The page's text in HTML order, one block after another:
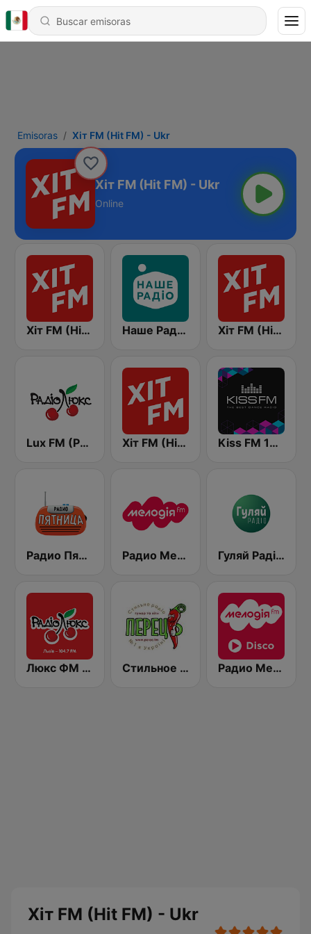
Emisoras Хіт FM (Hit FM) - Ukr
Хіт FM (Hit FM) - Ukr
Online
Хіт FM (Hit FM) Наше Радио (Nashe Radio) 107.9 Хіт FM (Hit FM) - Top
Lux FM (Pадіо Люкс) Хіт FM (Hit FM) - Best Kiss FM 106.5 (Кисc ФМ)
Радио Пятница (Pyatnica) Радио Мелодия (Radio Melodia) Гуляй Радіо (Guliay Radio)
Люкс ФМ (Lux FM) Львів Стильное Радио - Перец ФМ (Stilnoe, perec fm) Радио Мелодия (Radio Melodia Disco)
Хіт FM (Hit FM) - Ukr